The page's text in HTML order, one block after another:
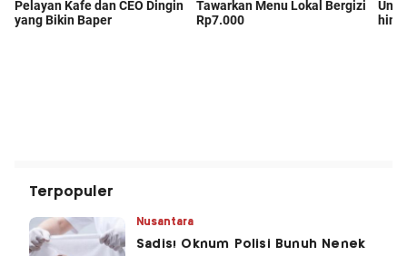
Terpopuler
Nusantara
Sadis! Oknum Polisi Bunuh Nenek